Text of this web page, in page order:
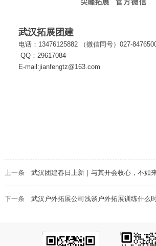
武汉拓展团建
电话：13476125882 （微信同号）027-
QQ：29617084
E-mail:jianfengtz@163.com
上一条 武汉团建春日上新｜与其开会收心，不如
下一条 武汉户外拓展公司浅谈户外拓展训练什么